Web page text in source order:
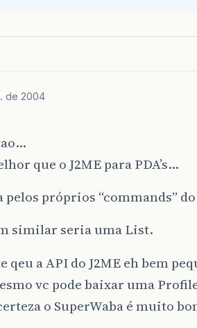
de 2004
que o J2ME para PDA’s…
pelos próprios “commands”
similar seria uma List.
qeu a API do J2ME eh bem
vc pode baixar uma
o SuperWaba é muito